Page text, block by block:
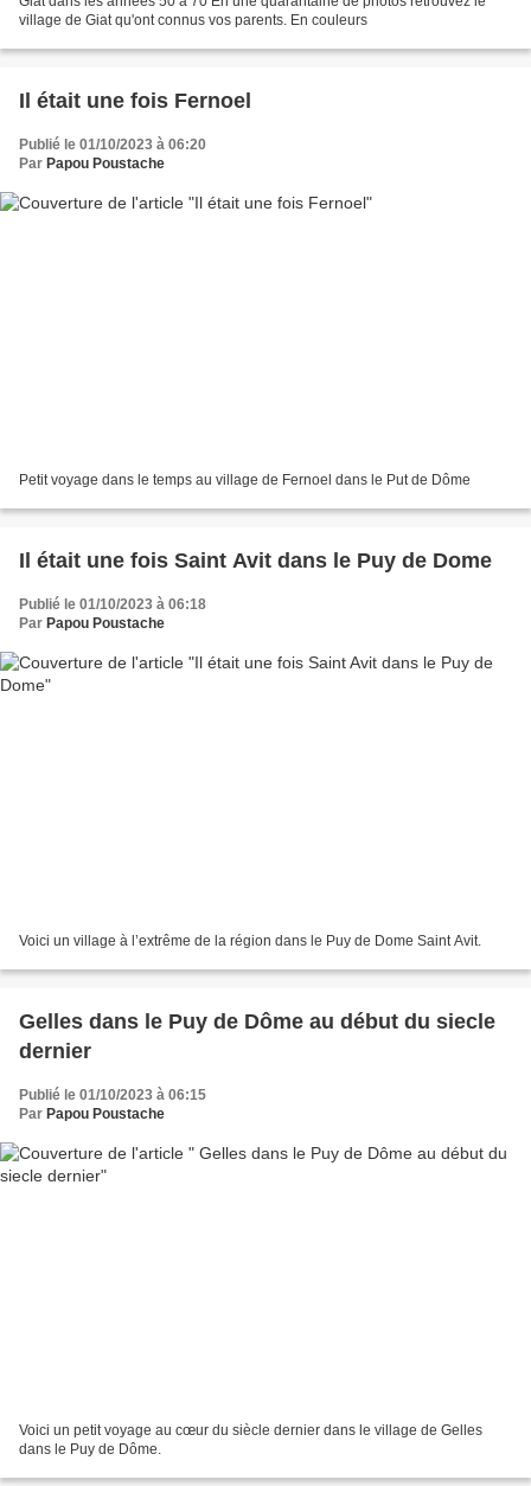
village de Giat qu'ont connus vos parents. En couleurs
Il était une fois Fernoel
Publié le 01/10/2023 à 06:20
Par Papou Poustache
Petit voyage dans le temps au village de Fernoel dans le Put de Dôme
Il était une fois Saint Avit dans le Puy de Dome
Publié le 01/10/2023 à 06:18
Par Papou Poustache
Voici un village à l’extrême de la région dans le Puy de Dome Saint Avit.
Gelles dans le Puy de Dôme au début du siecle
dernier
Publié le 01/10/2023 à 06:15
Par Papou Poustache
Voici un petit voyage au cœur du siècle dernier dans le village de Gelles
dans le Puy de Dôme.